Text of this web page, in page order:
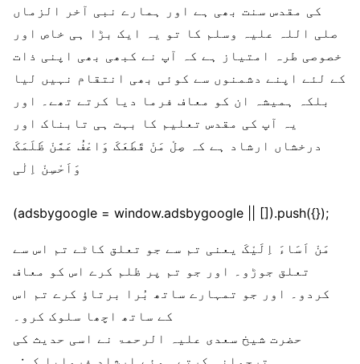
کی مقدس سنت بھی ہے اور ہمارے نبی آخر الزماں
صلی اللہ علیہ وسلم کا تو یہ ایک بڑا ہی خاص اور
خصوصی طرہ امتیاز ہے کہ آپ نے کبھی بھی اپنی ذات
کے لئے اپنے دشمنوں سے کوئی بھی انتقام نہیں لیا
بلکہ ہمیشہ ان کو معاف فرما دیا کرتے تھے۔ اور
یہ آپ کی مقدس تعلیم کا بہت ہی تابناک اور
درخشاں ارشاد ہے کہ صِلْ مَنْ قَطَعَکَ وَاعْفُ عَمَّنْ ظَلَمَکَ
وَاَحْسِنْ اِلٰی
(adsbygoogle = window.adsbygoogle || []).push({});
مَنْ اَسَاءَ اِلَیْکَ یعنی تم سے جو تعلق کاٹے تم اس سے
تعلق جوڑو۔ اور جو تم پر ظلم کرے اس کو معاف
کردو۔ اور جو تمہارے ساتھ بُرا برتاؤ کرے تم اس
کے ساتھ اچھا سلوک کرو۔
حضرت شیخ سعدی علیہ الرحمۃ نے اسی حدیث کی